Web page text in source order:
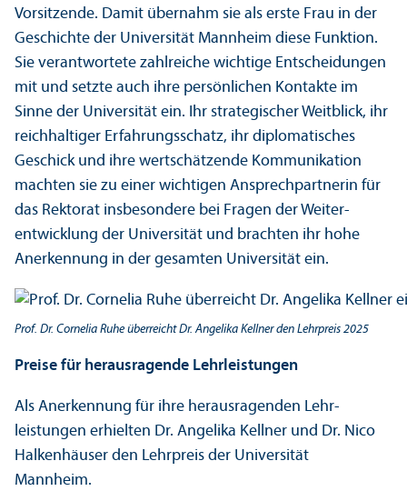
Vorsitzende. Damit übernahm sie als erste Frau in der
Geschichte der Universität Mannheim diese Funktion.
Sie verantwortete zahlreiche wichtige Entscheidungen
mit und setzte auch ihre persönlichen Kontakte im
Sinne der Universität ein. Ihr strategischer Weitblick, ihr
reichhaltiger Erfahrungs­schatz, ihr diplomatisches
Geschick und ihre wertschätzende Kommunikation
machten sie zu einer wichtigen Ansprech­partnerin für
das Rektorat insbesondere bei Fragen der Weiter­
entwicklung der Universität und brachten ihr hohe
Anerkennung in der gesamten Universität ein.
Prof. Dr. Cornelia Ruhe überreicht Dr. Angelika Kellner den Lehr­preis 2025
Preise für herausragende Lehr­leistungen
Als Anerkennung für ihre herausragenden Lehr­
leistungen erhielten Dr. Angelika Kellner und Dr. Nico
Halkenhäuser den Lehr­preis der Universität
Mannheim.